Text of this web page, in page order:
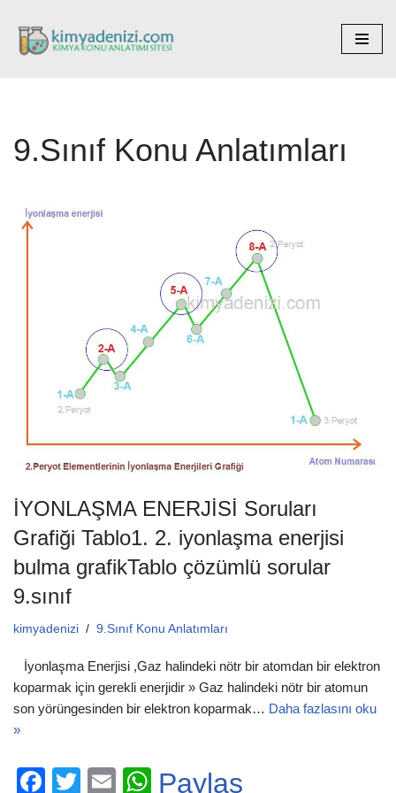
İçeriğe
9.Sınıf Konu Anlatımları
İYONLAŞMA ENERJİSİ Soruları
Grafiği Tablo1. 2. iyonlaşma enerjisi
bulma grafikTablo çözümlü sorular
9.sınıf
kimyadenizi 9.Sınıf Konu Anlatımları
İyonlaşma Enerjisi ,Gaz halindeki nötr bir atomdan bir elektron
koparmak için gerekli enerjidir » Gaz halindeki nötr bir atomun
son yörüngesinden bir elektron koparmak… Daha fazlasını oku
»
F
T
E
W
Paylaş